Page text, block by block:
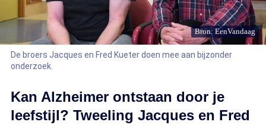
Bron: EenVandaag
De broers Jacques en Fred Kueter doen mee aan bijzonder
onderzoek.
Kan Alzheimer ontstaan door je
leefstijl? Tweeling Jacques en Fred